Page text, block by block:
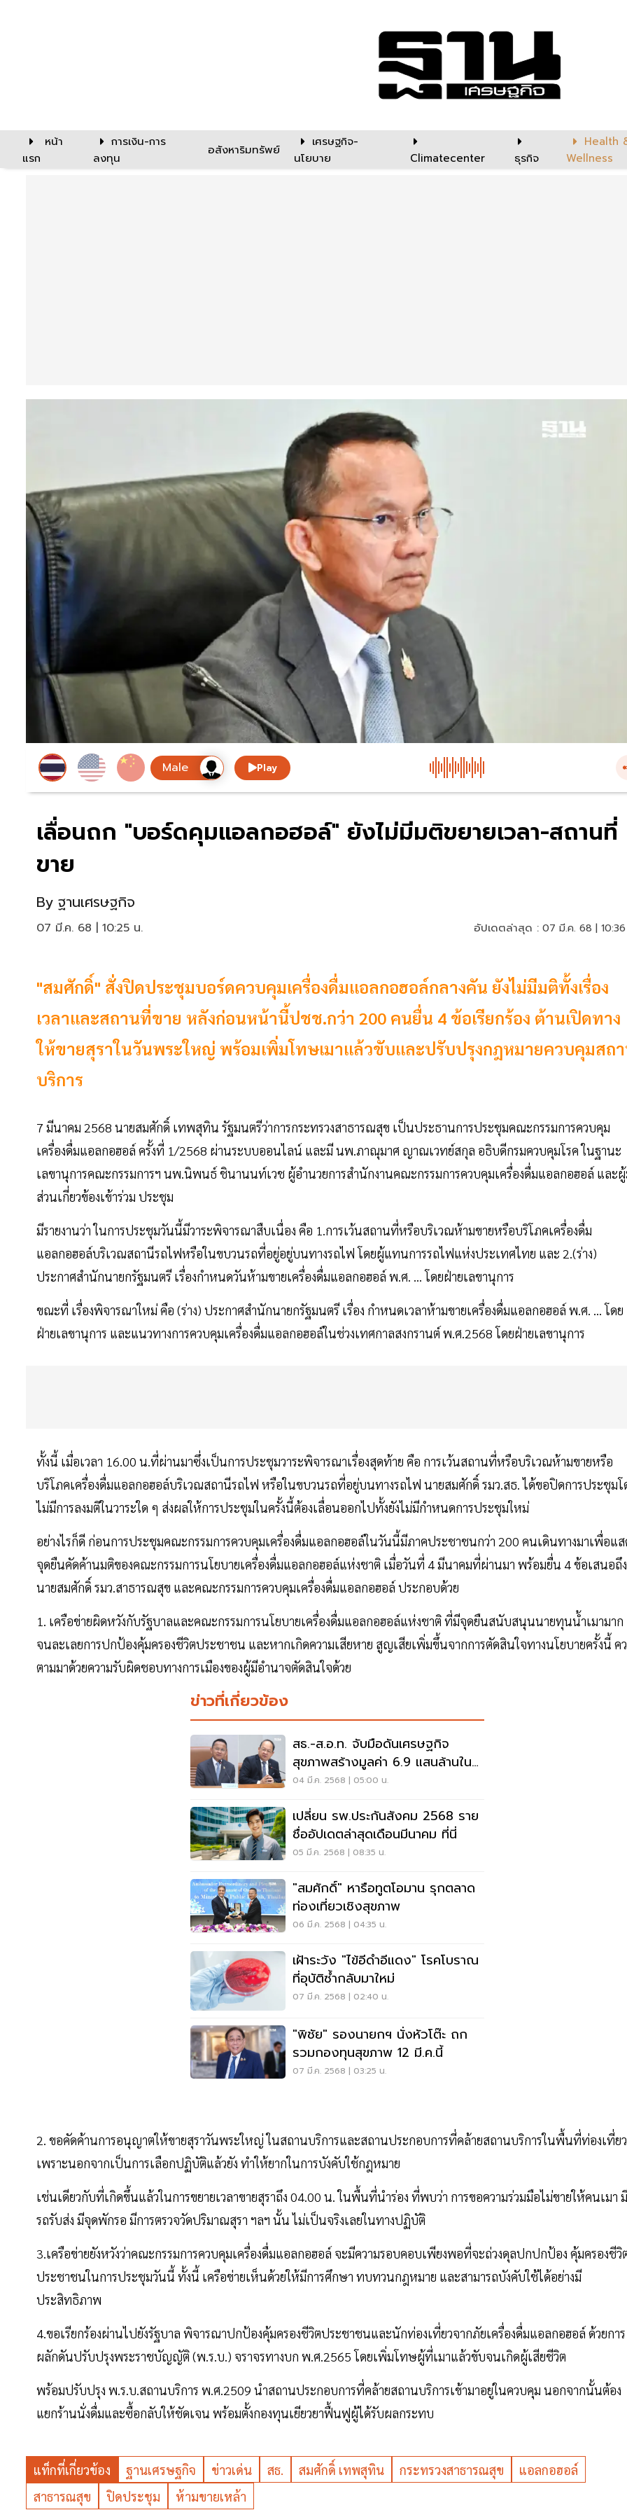
หน้า
แรก
การเงิน-การ
ลงทุน
อสังหาริมทรัพย์
เศรษฐกิจ-
นโยบาย
Climatecenter ธุรกิจ
Health
Wellness
Play
เลื่อนถก "บอร์ดคุมแอลกอฮอล์" ยังไม่มีมติขยายเวลา-สถานที่
ขาย
By ฐานเศรษฐกิจ
07 มี.ค. 68 | 10:25 น. อัปเดตล่าสุด : 07 มี.ค. 68 |
"สมศักดิ์" สั่งปิดประชุมบอร์ดควบคุมเครื่องดื่มแอลกอฮอล์กลางคัน ยังไม่มีมติทั้งเรื่อง
เวลาและสถานที่ขาย หลังก่อนหน้านี้ปชช.กว่า 200 คนยื่น 4 ข้อเรียกร้อง ต้านเปิดทาง
ให้ขายสุราในวันพระใหญ่ พร้อมเพิ่มโทษเมาแล้วขับและปรับปรุงกฎหมายควบคุมสถ
บริการ
7 มีนาคม 2568 นายสมศักดิ์ เทพสุทิน รัฐมนตรีว่าการกระทรวงสาธารณสุข เป็นประธานการประชุมคณะกรรมการควบคุม
เครื่องดื่มแอลกอฮอล์ ครั้งที่ 1/2568 ผ่านระบบออนไลน์ และมี นพ.ภาณุมาศ ญาณเวทย์สกุล อธิบดีกรมควบคุมโรค ในฐานะ
เลขานุการคณะกรรมการฯ นพ.นิพนธ์ ชินานนท์เวช ผู้อำนวยการสำนักงานคณะกรรมการควบคุมเครื่องดื่มแอลกอฮอล์ และ
ส่วนเกี่ยวข้องเข้าร่วม ประชุม
มีรายงานว่า ในการประชุมวันนี้มีวาระพิจารณาสืบเนื่อง คือ 1.การเว้นสถานที่หรือบริเวณห้ามขายหรือบริโภคเครื่องดื่ม
แอลกอฮอล์บริเวณสถานีรถไฟหรือในขบวนรถที่อยู่อยู่บนทางรถไฟ โดยผู้แทนการรถไฟแห่งประเทศไทย และ 2.(ร่าง)
ประกาศสำนักนายกรัฐมนตรี เรื่องกำหนดวันห้ามขายเครื่องดื่มแอลกอฮอล์ พ.ศ. … โดยฝ่ายเลขานุการ
ขณะที่ เรื่องพิจารณาใหม่ คือ (ร่าง) ประกาศสำนักนายกรัฐมนตรี เรื่อง กำหนดเวลาห้ามขายเครื่องดื่มแอลกอฮอล์ พ.ศ. … โดย
ฝ่ายเลขานุการ และแนวทางการควบคุมเครื่องดื่มแอลกอฮอล์ในช่วงเทศกาลสงกรานต์ พ.ศ.2568 โดยฝ่ายเลขานุการ
ทั้งนี้ เมื่อเวลา 16.00 น.ที่ผ่านมาซึ่งเป็นการประชุมวาระพิจารณาเรื่องสุดท้าย คือ การเว้นสถานที่หรือบริเวณห้ามขายหรือ
บริโภคเครื่องดื่มแอลกอฮอล์บริเวณสถานีรถไฟ หรือในขบวนรถที่อยู่บนทางรถไฟ นายสมศักดิ์ รมว.สธ. ได้ขอปิดการประชุมโ
ไม่มีการลงมติในวาระใด ๆ ส่งผลให้การประชุมในครั้งนี้ต้องเลื่อนออกไปทั้งยังไม่มีกำหนดการประชุมใหม่
อย่างไรก็ดี ก่อนการประชุมคณะกรรมการควบคุมเครื่องดื่มแอลกอฮอล์ในวันนี้มีภาคประชาชนกว่า 200 คนเดินทางมาเพื่อแส
จุดยืนคัดค้านมติของคณะกรรมการนโยบายเครื่องดื่มแอลกอฮอล์แห่งชาติ เมื่อวันที่ 4 มีนาคมที่ผ่านมา พร้อมยื่น 4 ข้อเสนอถึง
นายสมศักดิ์ รมว.สาธารณสุข และคณะกรรมการควบคุมเครื่องดื่มแอลกอฮอล์ ประกอบด้วย
1. เครือข่ายผิดหวังกับรัฐบาลและคณะกรรมการนโยบายเครื่องดื่มแอลกอฮอล์แห่งชาติ ที่มีจุดยืนสนับสนุนนายทุนน้ำเมามาก
จนละเลยการปกป้องคุ้มครองชีวิตประชาชน และหากเกิดความเสียหาย สูญเสียเพิ่มขึ้นจากการตัดสินใจทางนโยบายครั้งนี้ ค
ตามมาด้วยความรับผิดชอบทางการเมืองของผู้มีอำนาจตัดสินใจด้วย
ข่าวที่เกี่ยวข้อง
สธ.-ส.อ.ท. จับมือดันเศรษฐกิจ
สุขภาพสร้างมูลค่า 6.9 แสนล้านในปี
68
04 มี.ค. 2568 | 05:00 น.
เปลี่ยน รพ.ประกันสังคม 2568 ราย
ชื่ออัปเดตล่าสุดเดือนมีนาคม ที่นี่
05 มี.ค. 2568 | 08:35 น.
"สมศักดิ์" หารือทูตโอมาน รุกตลาด
ท่องเที่ยวเชิงสุขภาพ
06 มี.ค. 2568 | 04:35 น.
เฝ้าระวัง "ไข้อีดำอีแดง" โรคโบราณ
ที่อุบัติซ้ำกลับมาใหม่
07 มี.ค. 2568 | 02:40 น.
"พิชัย" รองนายกฯ นั่งหัวโต๊ะ ถก
รวมกองทุนสุขภาพ 12 มี.ค.นี้
07 มี.ค. 2568 | 03:25 น.
2. ขอคัดค้านการอนุญาตให้ขายสุราวันพระใหญ่ ในสถานบริการและสถานประกอบการที่คล้ายสถานบริการในพื้นที่ท่องเที่ยว
เพราะนอกจากเป็นการเลือกปฏิบัติแล้วยัง ทำให้ยากในการบังคับใช้กฎหมาย
เช่นเดียวกับที่เกิดขึ้นแล้วในการขยายเวลาขายสุราถึง 04.00 น. ในพื้นที่นำร่อง ที่พบว่า การขอความร่วมมือไม่ขายให้คนเมา มี
รถรับส่ง มีจุดพักรอ มีการตรวจวัดปริมาณสุรา ฯลฯ นั้น ไม่เป็นจริงเลยในทางปฏิบัติ
3.เครือข่ายยังหวังว่าคณะกรรมการควบคุมเครื่องดื่มแอลกอฮอล์ จะมีความรอบคอบเพียงพอที่จะถ่วงดุลปกปกป้อง คุ้มครองชีวิ
ประชาชนในการประชุมวันนี้ ทั้งนี้ เครือข่ายเห็นด้วยให้มีการศึกษา ทบทวนกฎหมาย และสามารถบังคับใช้ได้อย่างมี
ประสิทธิภาพ
4.ขอเรียกร้องผ่านไปยังรัฐบาล พิจารณาปกป้องคุ้มครองชีวิตประชาชนและนักท่องเที่ยวจากภัยเครื่องดื่มแอลกอฮอล์ ด้วยการ
ผลักดันปรับปรุงพระราชบัญญัติ (พ.ร.บ.) จราจรทางบก พ.ศ.2565 โดยเพิ่มโทษผู้ที่เมาแล้วขับจนเกิดผู้เสียชีวิต
พร้อมปรับปรุง พ.ร.บ.สถานบริการ พ.ศ.2509 นำสถานประกอบการที่คล้ายสถานบริการเข้ามาอยู่ในควบคุม นอกจากนั้นต้อง
แยกร้านนั่งดื่มและซื้อกลับให้ชัดเจน พร้อมตั้งกองทุนเยียวยาฟื้นฟูผู้ได้รับผลกระทบ
แท็กที่เกี่ยวข้อง ฐานเศรษฐกิจ ข่าวเด่น สธ. สมศักดิ์ เทพสุทิน กระทรวงสาธารณสุข
แอลกอฮอล์
สาธารณสุข
ปิดประชุม ห้ามขายเหล้า